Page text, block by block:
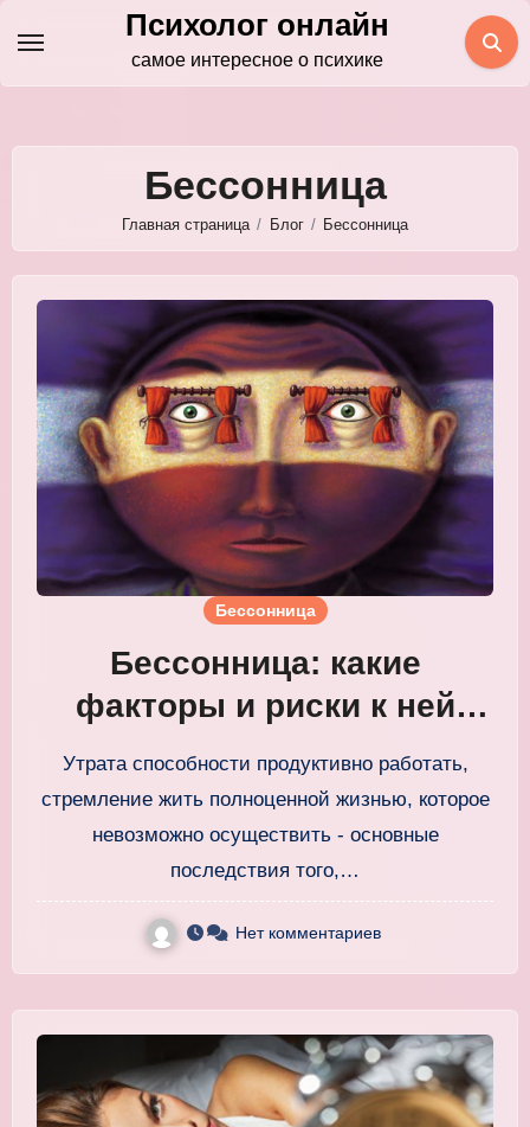
содержимому
Психолог онлайн
самое интересное о психике
Бессонница
Главная страница Блог Бессонница
Бессонница
Бессонница: какие
факторы и риски к ней
приводят
Утрата способности продуктивно работать,
стремление жить полноценной жизнью, которое
невозможно осуществить - основные
последствия того,…
Нет комментариев